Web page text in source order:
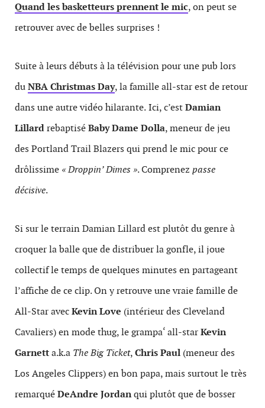
Quand les basketteurs prennent le mic, on peut se
retrouver avec de belles surprises !
Suite à leurs débuts à la télévision pour une pub lors
duNBA Christmas Day, la famille all-star est de retour
dans une autre vidéo hilarante.Ici, c’estDamian
LillardrebaptiséBaby Dame Dolla, meneur de jeu
des Portland Trail Blazers qui prend le mic pour ce
drôlissime « Droppin’ Dimes ». Comprenez passe
décisive.
Si sur le terrain Damian Lillard est plutôt du genre à
croquer la balle que de distribuer la gonfle, il joue
collectif le temps de quelques minutes en partageant
l’affiche de ce clip. On y retrouve une vraie famille de
All-Star avecKevin Love (intérieur des Cleveland
Cavaliers) en mode thug, le grampa‘ all-starKevin
Garnetta.k.a The Big Ticket,Chris Paul (meneur des
Los Angeles Clippers) en bon papa, mais surtout le très
remarquéDeAndre Jordanqui plutôt que de bosser